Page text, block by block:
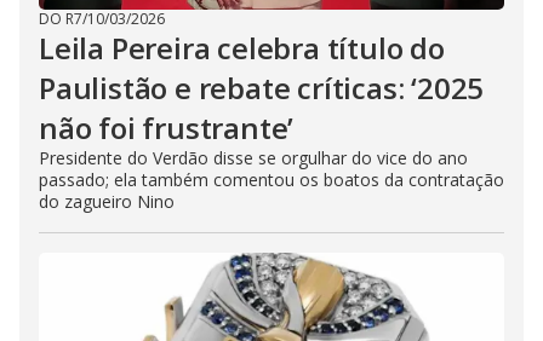
DO R7/10/03/2026
Leila Pereira celebra título do
Paulistão e rebate críticas: ‘2025
não foi frustrante’
Presidente do Verdão disse se orgulhar do vice do ano
passado; ela também comentou os boatos da contratação
do zagueiro Nino